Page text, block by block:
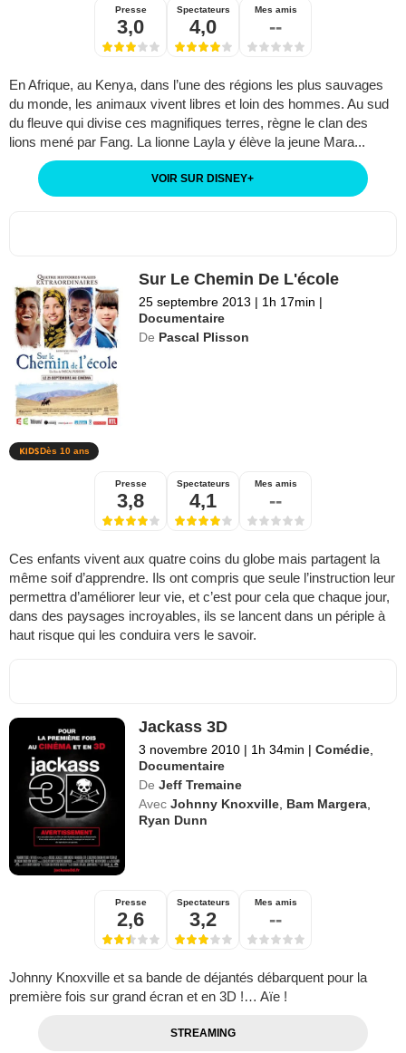
Presse
3,0
Spectateurs
4,0
Mes amis
--
En Afrique, au Kenya, dans l’une des régions les plus sauvages
du monde, les animaux vivent libres et loin des hommes. Au sud
du fleuve qui divise ces magnifiques terres, règne le clan des
lions mené par Fang. La lionne Layla y élève la jeune Mara...
VOIR SUR DISNEY+
Sur Le Chemin De L'école
25 septembre 2013 | 1h 17min |
Documentaire
De Pascal Plisson
Dès 10 ans
Presse
3,8
Spectateurs
4,1
Mes amis
--
Ces enfants vivent aux quatre coins du globe mais partagent la
même soif d’apprendre. Ils ont compris que seule l’instruction leur
permettra d’améliorer leur vie, et c’est pour cela que chaque jour,
dans des paysages incroyables, ils se lancent dans un périple à
haut risque qui les conduira vers le savoir.
Jackass 3D
3 novembre 2010 | 1h 34min | Comédie
Documentaire
De Jeff Tremaine
Avec Johnny Knoxville Bam Margera
Ryan Dunn
Presse
2,6
Spectateurs
3,2
Mes amis
--
Johnny Knoxville et sa bande de déjantés débarquent pour la
première fois sur grand écran et en 3D !… Aïe !
STREAMING